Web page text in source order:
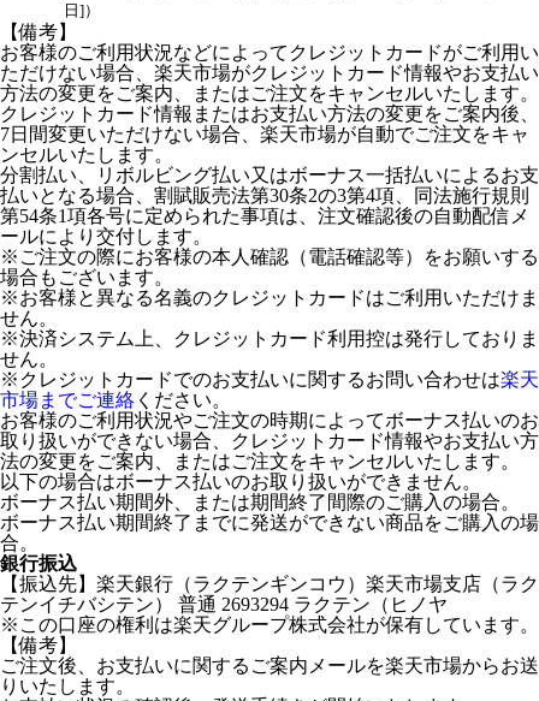
日]）
【備考】
お客様のご利用状況などによってクレジットカードがご利用い
ただけない場合、楽天市場がクレジットカード情報やお支払い
方法の変更をご案内、またはご注文をキャンセルいたします。
クレジットカード情報またはお支払い方法の変更をご案内後、
7日間変更いただけない場合、楽天市場が自動でご注文をキャ
ンセルいたします。
分割払い、リボルビング払い又はボーナス一括払いによるお支
払いとなる場合、割賦販売法第30条2の3第4項、同法施行規則
第54条1項各号に定められた事項は、注文確認後の自動配信メ
ールにより交付します。
※ご注文の際にお客様の本人確認（電話確認等）をお願いする
場合もございます。
※お客様と異なる名義のクレジットカードはご利用いただけま
せん。
※決済システム上、クレジットカード利用控は発行しておりま
せん。
※クレジットカードでのお支払いに関するお問い合わせは楽天
市場までご連絡 ください。
お客様のご利用状況やご注文の時期によってボーナス払いのお
取り扱いができない場合、クレジットカード情報やお支払い方
法の変更をご案内、またはご注文をキャンセルいたします。
以下の場合はボーナス払いのお取り扱いができません。
ボーナス払い期間外、または期間終了間際のご購入の場合。
ボーナス払い期間終了までに発送ができない商品をご購入の場
合。
銀行振込
【振込先】楽天銀行（ラクテンギンコウ）楽天市場支店（ラク
テンイチバシテン） 普通 2693294 ラクテン（ヒノヤ
※この口座の権利は楽天グループ株式会社が保有しています。
【備考】
ご注文後、お支払いに関するご案内メールを楽天市場からお送
りいたします。